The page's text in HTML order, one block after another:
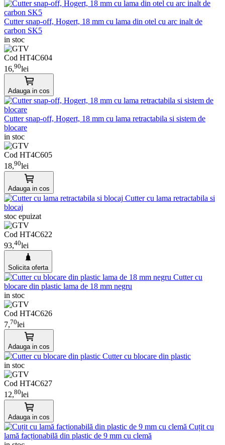
Cutter snap-off, Hogert, 18 mm cu lama din otel cu arc inalt de
carbon SK5
in stoc
Cod HT4C604
16,90lei
Adauga in cos
Cutter snap-off, Hogert, 18 mm cu lama retractabila si sistem de
blocare
in stoc
Cod HT4C605
18,90lei
Adauga in cos
Cutter cu lama retractabila si
blocaj
stoc epuizat
Cod HT4C622
93,40lei
Solicita oferta
Cutter cu
blocare din plastic lama de 18 mm negru
in stoc
Cod HT4C626
7,70lei
Adauga in cos
Cutter cu blocare din plastic
in stoc
Cod HT4C627
12,80lei
Adauga in cos
Cuțit cu
lamă facționabilă din plastic de 9 mm cu clemă